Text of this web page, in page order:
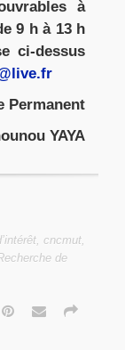
à
9 h à 13 h
ci-dessus
Permanent
YAYA
, cncmut,
de